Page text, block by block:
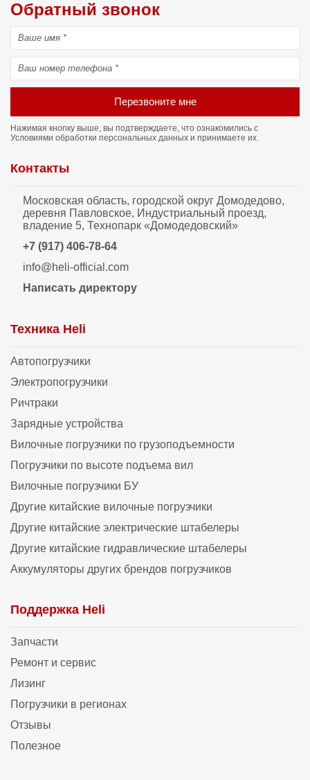
Обратный звонок
Перезвоните мне
Нажимая кнопку выше, вы подтверждаете, что ознакомились с
Условиями обработки персональных данных и принимаете их.
Контакты
Московская область, городской округ Домодедово,
деревня Павловское, Индустриальный проезд,
владение 5, Технопарк «Домодедовский»
+7 (917) 406-78-64
info@heli-official.com
Написать директору
Техника Heli
Автопогрузчики
Электропогрузчики
Ричтраки
Зарядные устройства
Вилочные погрузчики по грузоподъемности
Погрузчики по высоте подъема вил
Вилочные погрузчики БУ
Другие китайские вилочные погрузчики
Другие китайские электрические штабелеры
Другие китайские гидравлические штабелеры
Аккумуляторы других брендов погрузчиков
Поддержка Heli
Запчасти
Ремонт и сервис
Лизинг
Погрузчики в регионах
Отзывы
Полезное